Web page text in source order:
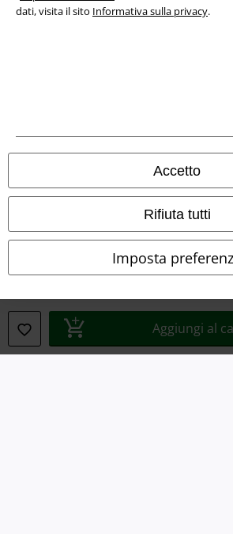
dati, visita il sito Informativa sulla privacy.
Accetto
Rifiuta tutti
Imposta
Aggiungi al
Termini & Condizioni
Redazione